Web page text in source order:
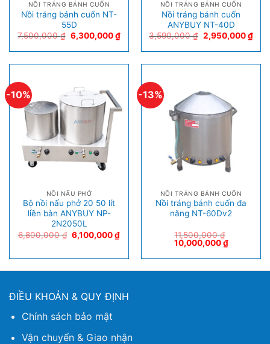
NỒI TRÁNG BÁNH CUỐN
Nồi tráng bánh cuốn NT-
55D
7,500,000₫ 6,300,000₫
NỒI TRÁNG BÁNH CUỐN
Nồi tráng bánh cuốn
ANYBUY NT-40D
3,590,000₫ 2,950,000₫
-10%
NỒI NẤU PHỞ
Bộ nồi nấu phở 20 50 lít
liền bàn ANYBUY NP-
2N2050L
6,800,000₫ 6,100,000₫
-13%
NỒI TRÁNG BÁNH CUỐN
Nồi tráng bánh cuốn đa
năng NT-60Dv2
11,500,000₫
10,000,000₫
ĐIỀU KHOẢN & QUY ĐỊNH
Chính sách bảo mật
Vận chuyển & Giao nhận